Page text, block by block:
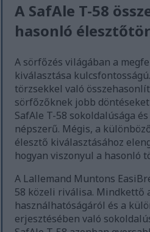
A SafAle T-58
hasonló
A sörfőzés világában a
kiválasztása
törzsekkel való
sörfőzőknek jobb
SafAle T-58 sokoldalúsága
népszerű. Mégis, a
élesztő kiválasztásához
hogyan viszonyul a hasonló
A Lallemand Muntons
58 közeli riválisa. Mindkettő
használhatóságáról és a
erjesztésében való